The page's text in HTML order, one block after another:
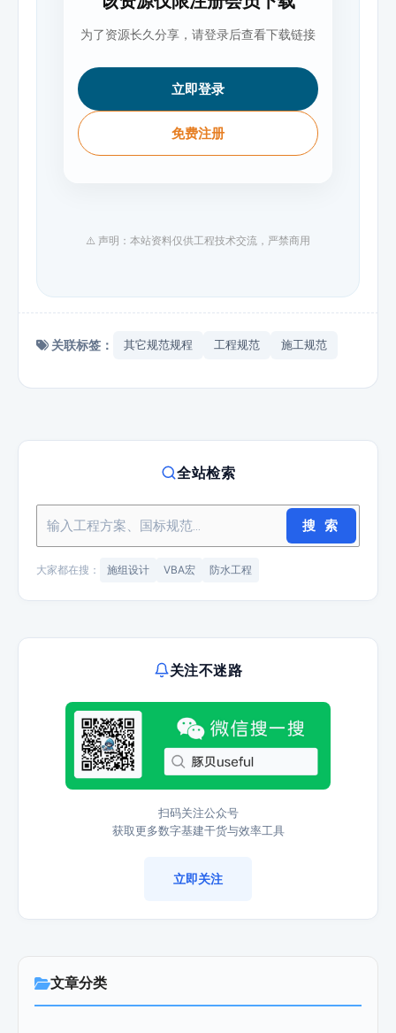
为了资源长久分享，请登录后查看下载链接
立即登录
免费注册
⚠️ 声明：本站资料仅供工程技术交流，严禁商用
关联标签： 其它规范规程 工程规范 施工规范
全站检索
搜 索
大家都在搜： 施组设计 VBA宏 防水工程
关注不迷路
扫码关注公众号
获取更多数字基建干货与效率工具
立即关注
文章分类